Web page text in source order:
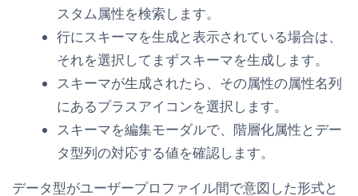
スタム属性を検索します。
行にスキーマを生成と表示されている場合は、
それを選択してまずスキーマを生成します。
スキーマが生成されたら、その属性の属性名列
にあるプラスアイコンを選択します。
スキーマを編集モーダルで、階層化属性とデー
タ型列の対応する値を確認します。
データ型がユーザープロファイル間で意図した形式と